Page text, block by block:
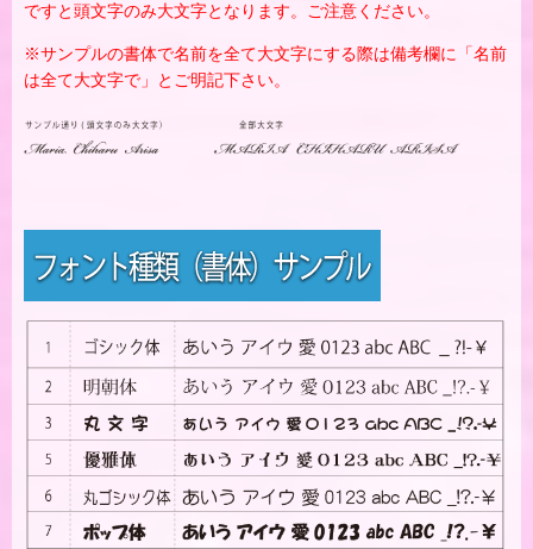
ですと頭文字のみ大文字となります。ご注意ください。
※サンプルの書体で名前を全て大文字にする際は備考欄に「名前
は全て大文字で」とご明記下さい。